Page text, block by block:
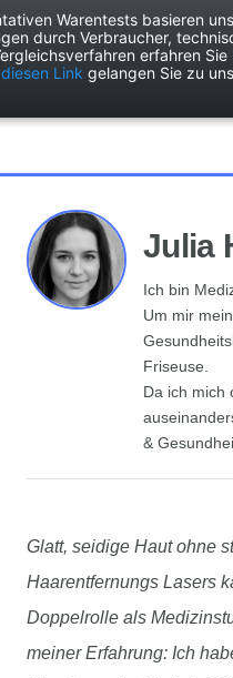
Garten Haushalt
Julia
Ich bin
Um mir
Friseuse.
Da ich mich
&
Glatt, seidige Haut ohne
Haarentfernungs Lasers
Doppelrolle als
meiner Erfahrung: Ich
Warentests basieren
durch Verbraucher,
erfahren Sie
diesen Link gelangen Sie zu